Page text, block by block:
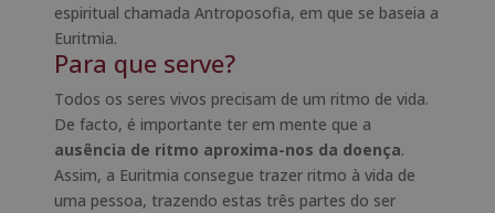
espiritual chamada Antroposofia, em que se baseia a
Euritmia.
Para que serve?
Todos os seres vivos precisam de um ritmo de vida.
De facto, é importante ter em mente que a
ausência de ritmo aproxima-nos da doença.
Assim, a Euritmia consegue trazer ritmo à vida de
uma pessoa, trazendo estas três partes do ser